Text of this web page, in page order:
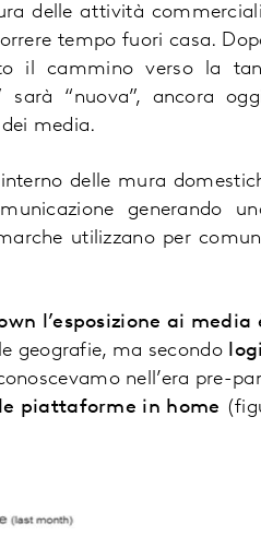
delle attività
tempo fuori casa.
il cammino verso la
sarà “nuova”, ancora
media.
delle mura
generando
utilizzano per
l’esposizione ai media
geografie, ma secondo
nell’era pre-
piattaforme in home